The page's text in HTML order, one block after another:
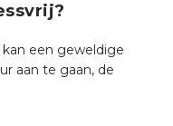
een geweldige
aan te gaan, de